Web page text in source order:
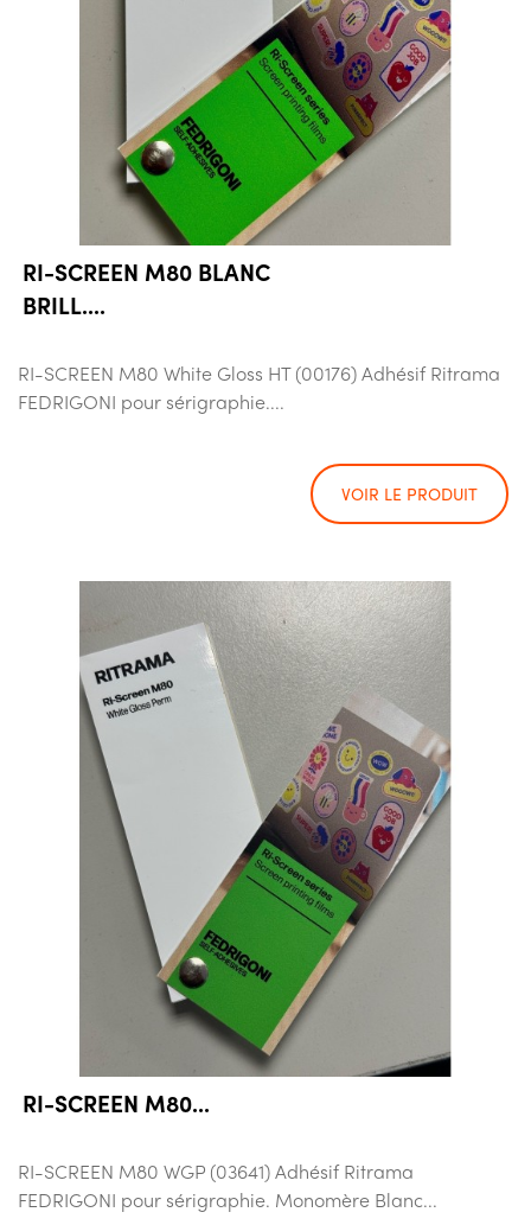
RI-SCREEN M80 BLANC
BRILL....
RI-SCREEN M80 White Gloss HT (00176) Adhésif Ritrama
FEDRIGONI pour sérigraphie....
VOIR LE PRODUIT
RI-SCREEN M80...
RI-SCREEN M80 WGP (03641) Adhésif Ritrama
FEDRIGONI pour sérigraphie. Monomère Blanc...